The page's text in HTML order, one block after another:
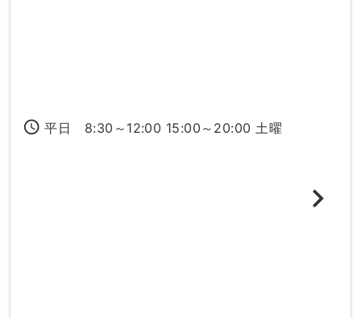
access_time 平日 8:30～12:00 15:00～20:00 土曜